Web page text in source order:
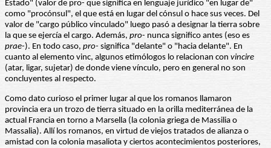
Estado" (valor de pro- que significa en lenguaje jurídico "en lugar de"
como "procónsul", el que está en lugar del cónsul o hace sus veces. Del
valor de "cargo público vinculado" luego pasó a designar la tierra sobre
la que se ejercía el cargo. Además, pro- nunca significo antes (eso es
prae-). En todo caso, pro- significa "delante" o "hacia delante". En
cuanto al elemento vinc, algunos etimólogos lo relacionan con vincire
(atar, ligar, sujetar) de donde viene vínculo, pero en general no son
concluyentes al respecto.
Como dato curioso el primer lugar al que los romanos llamaron
provincia era un trozo de tierra situado en la orilla mediterránea de la
actual Francia en torno a Marsella (la colonia griega de Massilia o
Massalia). Allí los romanos, en virtud de viejos tratados de alianza o
amistad con la colonia masaliota y ciertos acontecimientos posteriores,